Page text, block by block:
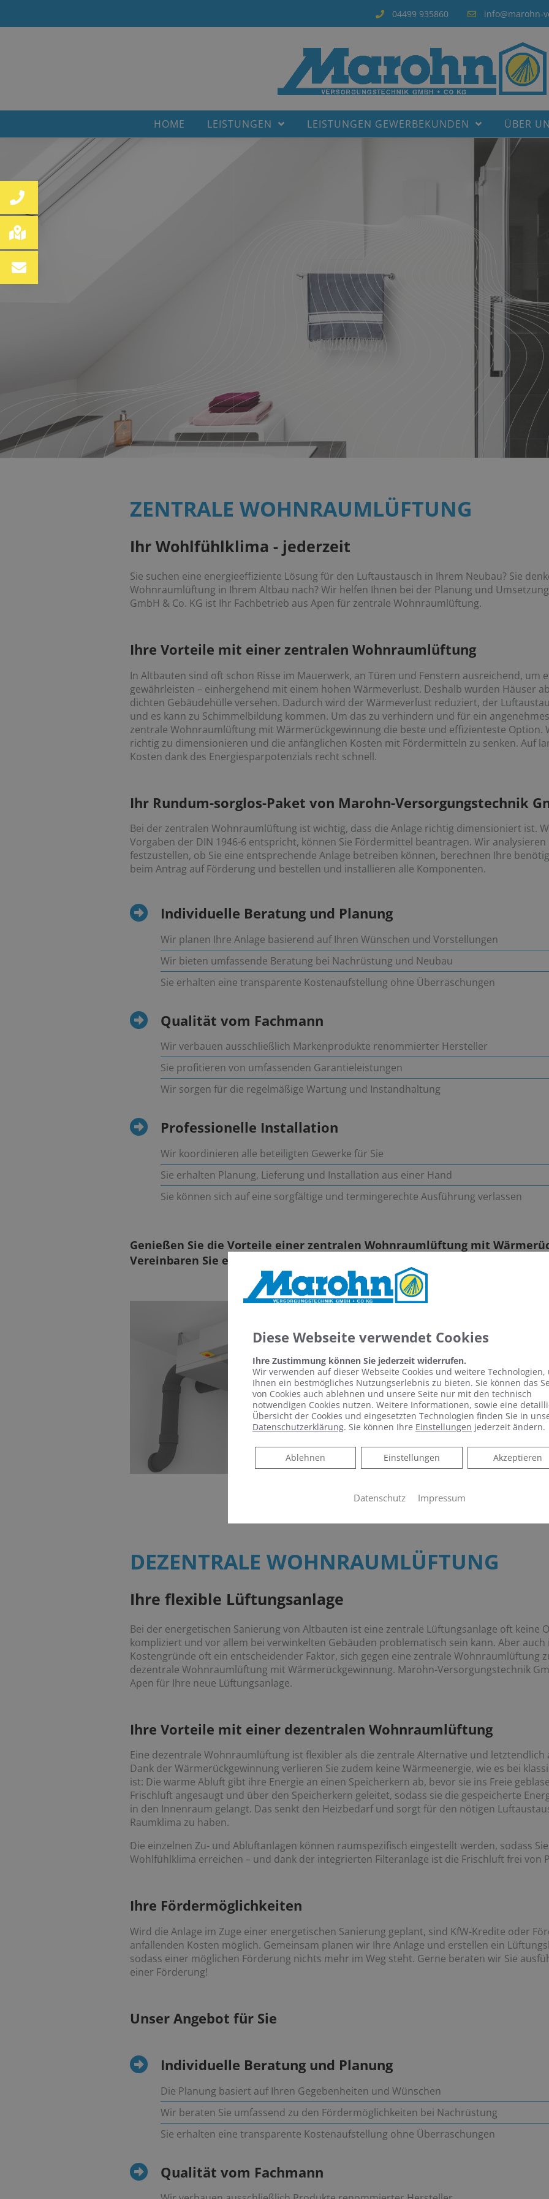
04499 935860 info@marohn-
HOME LEISTUNGEN LEISTUNGEN GEWERBEKUNDEN ÜBER
ZENTRALE WOHNRAUMLÜFTUNG
Ihr Wohlfühlklima - jederzeit
Sie suchen eine energieeffiziente Lösung für den Luftaustausch in Ihrem Neubau? Sie
Wohnraumlüftung in Ihrem Altbau nach? Wir helfen Ihnen bei der Planung und
GmbH & Co. KG ist Ihr Fachbetrieb aus Apen für zentrale Wohnraumlüftung.
Ihre Vorteile mit einer zentralen Wohnraumlüftung
In Altbauten sind oft schon Risse im Mauerwerk, an Türen und Fenstern ausreichend, um
gewährleisten – einhergehend mit einem hohen Wärmeverlust. Deshalb wurden Häuser
dichten Gebäudehülle versehen. Dadurch wird der Wärmeverlust reduziert, der
und es kann zu Schimmelbildung kommen. Um das zu verhindern und für ein
zentrale Wohnraumlüftung mit Wärmerückgewinnung die beste und effizienteste Option.
richtig zu dimensionieren und die anfänglichen Kosten mit Fördermitteln zu senken. Auf
Kosten dank des Energiesparpotenzials recht schnell.
Ihr Rundum-sorglos-Paket von Marohn-Versorgungstechnik
Bei der zentralen Wohnraumlüftung ist wichtig, dass die Anlage richtig dimensioniert ist.
Vorgaben der DIN 1946-6 entspricht, können Sie Fördermittel beantragen. Wir
festzustellen, ob Sie eine entsprechende Anlage betreiben können, berechnen Ihre
beim Antrag auf Förderung und bestellen und installieren alle Komponenten.
Individuelle Beratung und Planung
Wir planen Ihre Anlage basierend auf Ihren Wünschen und Vorstellungen
Wir bieten umfassende Beratung bei Nachrüstung und Neubau
Sie erhalten eine transparente Kostenaufstellung ohne Überraschungen
Qualität vom Fachmann
Wir verbauen ausschließlich Markenprodukte renommierter Hersteller
Sie profitieren von umfassenden Garantieleistungen
Wir sorgen für die regelmäßige Wartung und Instandhaltung
Professionelle Installation
Wir koordinieren alle beteiligten Gewerke für Sie
Sie erhalten Planung, Lieferung und Installation aus einer Hand
Sie können sich auf eine sorgfältige und termingerechte Ausführung verlassen
Genießen Sie die Vorteile einer zentralen Wohnraumlüftung mit
Vereinbaren Sie einfach einen ersten, unverbindlichen Beratungstermin.
DEZENTRALE WOHNRAUMLÜFTUNG
Ihre flexible Lüftungsanlage
Bei der energetischen Sanierung von Altbauten ist eine zentrale Lüftungsanlage oft keine
kompliziert und vor allem bei verwinkelten Gebäuden problematisch sein kann. Aber
Kostengründe oft ein entscheidender Faktor, sich gegen eine zentrale Wohnraumlüftung
dezentrale Wohnraumlüftung mit Wärmerückgewinnung. Marohn-Versorgungstechnik
Apen für Ihre neue Lüftungsanlage.
Ihre Vorteile mit einer dezentralen Wohnraumlüftung
Eine dezentrale Wohnraumlüftung ist flexibler als die zentrale Alternative und
Dank der Wärmerückgewinnung verlieren Sie zudem keine Wärmeenergie, wie es bei
ist: Die warme Abluft gibt ihre Energie an einen Speicherkern ab, bevor sie ins Freie
Frischluft angesaugt und über den Speicherkern geleitet, sodass sie die gespeicherte
in den Innenraum gelangt. Das senkt den Heizbedarf und sorgt für den nötigen
Raumklima zu haben.
Die einzelnen Zu- und Abluftanlagen können raumspezifisch eingestellt werden, sodass
Wohlfühlklima erreichen – und dank der integrierten Filteranlage ist die Frischluft frei von
Ihre Fördermöglichkeiten
Wird die Anlage im Zuge einer energetischen Sanierung geplant, sind KfW-Kredite oder
anfallenden Kosten möglich. Gemeinsam planen wir Ihre Anlage und erstellen ein
sodass einer möglichen Förderung nichts mehr im Weg steht. Gerne beraten wir Sie
einer Förderung!
Unser Angebot für Sie
Individuelle Beratung und Planung
Die Planung basiert auf Ihren Gegebenheiten und Wünschen
Wir beraten Sie umfassend zu den Fördermöglichkeiten bei Nachrüstung
Sie erhalten eine transparente Kostenaufstellung ohne Überraschungen
Qualität vom Fachmann
Diese Webseite verwendet Cookies
Ihre Zustimmung können Sie jederzeit widerrufen.
Wir verwenden auf dieser Webseite Cookies und weitere Technologien,
Ihnen ein bestmögliches Nutzungserlebnis zu bieten. Sie können das
von Cookies auch ablehnen und unsere Seite nur mit den technisch
notwendigen Cookies nutzen. Weitere Informationen, sowie eine
Übersicht der Cookies und eingesetzten Technologien finden Sie in
Datenschutzerklärung. Sie können Ihre Einstellungen jederzeit ändern.
Akzeptieren
Einstellungen
Ablehnen
Ablehnen
Datenschutz Impressum